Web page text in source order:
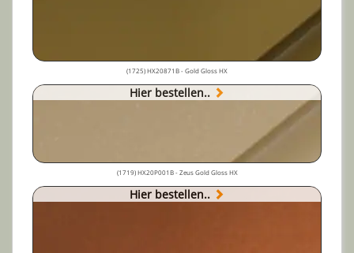
(1725) HX20871B - Gold Gloss HX
Hier bestellen..
(1719) HX20P001B - Zeus Gold Gloss HX
Hier bestellen..